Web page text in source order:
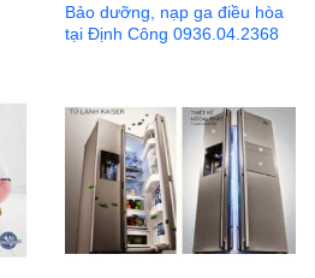
Bảo dưỡng, nạp ga điều hòa
tại Định Công 0936.04.2368